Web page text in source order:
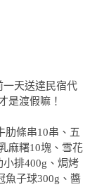
天送達民宿代
是渡假嘛！
肋條串10串、五
麻糬10塊、雪花
排400g、焗烤
魚子球300g、醬